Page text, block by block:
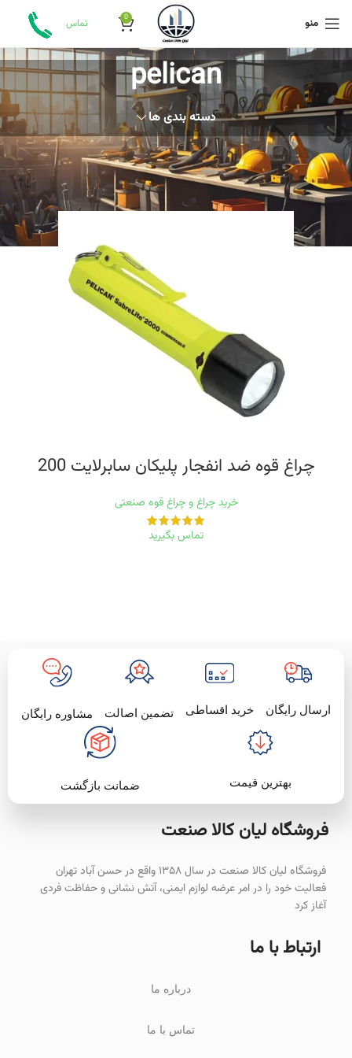
منو 0 تماس
pelican
دسته بندی ها
خانه محصول برندpelican
چراغ قوه ضد انفجار پلیکان سابرلایت 200
خرید چراغ و چراغ قوه صنعتی
تماس بگیرید
ارسال رایگان خرید اقساطی تضمین اصالت مشاوره رایگان
بهترین قیمت ضمانت بازگشت
فروشگاه لیان‌ کالا صنعت
فروشگاه لیان کالا صنعت در سال ۱۳۵۸ واقع در حسن آباد تهران
فعالیت خود را در امر عرضه لوازم ایمنی، آتش نشانی و حفاظت فردی
آغاز کرد
ارتباط با ما
درباره ما
تماس با ما